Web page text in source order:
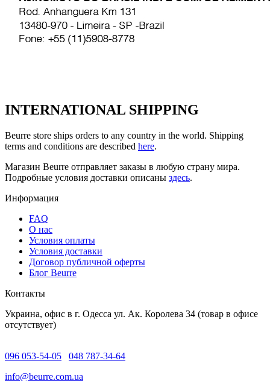
INTERNATIONAL SHIPPING
Beurre store ships orders to any country in the world. Shipping
terms and conditions are described here.
Магазин Beurre отправляет заказы в любую страну мира.
Подробные условия доставки описаны здесь.
Информация
FAQ
O нас
Условия оплаты
Условия доставки
Договор публичной оферты
Блог Beurre
Контакты
Украина, офис в г. Одесса ул. Ак. Королева 34 (товар в офисе
отсутствует)
096 053-54-05
048 787-34-64
info@beurre.com.ua